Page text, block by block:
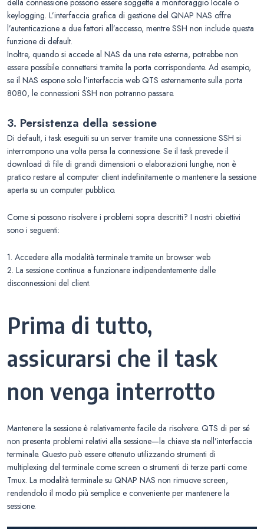
keylogging. L’interfaccia grafica di gestione del QNAP NAS offre
l’autenticazione a due fattori all’accesso, mentre SSH non include questa
funzione di default.
Inoltre, quando si accede al NAS da una rete esterna, potrebbe non
essere possibile connettersi tramite la porta corrispondente. Ad esempio,
se il NAS espone solo l’interfaccia web QTS esternamente sulla porta
8080, le connessioni SSH non potranno passare.
3. Persistenza della sessione
Di default, i task eseguiti su un server tramite una connessione SSH si
interrompono una volta persa la connessione. Se il task prevede il
download di file di grandi dimensioni o elaborazioni lunghe, non è
pratico restare al computer client indefinitamente o mantenere la sessione
aperta su un computer pubblico.
Come si possono risolvere i problemi sopra descritti? I nostri obiettivi
sono i seguenti:
1. Accedere alla modalità terminale tramite un browser web
2. La sessione continua a funzionare indipendentemente dalle
disconnessioni del client.
Prima di tutto,
assicurarsi che il task
non venga interrotto
Mantenere la sessione è relativamente facile da risolvere. QTS di per sé
non presenta problemi relativi alla sessione—la chiave sta nell’interfaccia
terminale. Questo può essere ottenuto utilizzando strumenti di
multiplexing del terminale come screen o strumenti di terze parti come
Tmux. La modalità terminale su QNAP NAS non rimuove screen,
rendendolo il modo più semplice e conveniente per mantenere la
sessione.